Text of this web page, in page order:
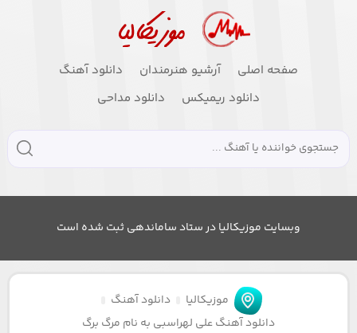
صفحه اصلی آرشیو هنرمندان
دانلود آهنگ
دانلود ریمیکس
دانلود مداحی
وبسایت موزیکالیا در ستاد ساماندهی ثبت شده است
موزیکالیا
دانلود آهنگ
دانلود آهنگ علی لهراسبی به نام مرگ برگ